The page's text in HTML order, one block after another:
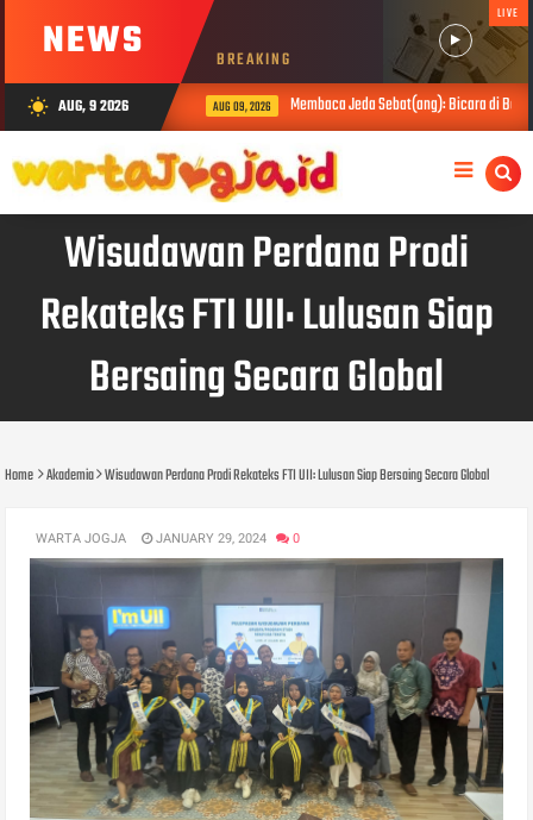
NEWS BREAKING
LIVE
wb_sunny AUG, 9 2026 AUG 09, 2026 Membaca Jeda Sebat(ang): Bicara di
Wisudawan Perdana Prodi
Rekateks FTI UII: Lulusan Siap
Bersaing Secara Global
Home Akademia Wisudawan Perdana Prodi Rekateks FTI UII: Lulusan Siap Bersaing Secara Global
WARTA JOGJA JANUARY 29, 2024 0